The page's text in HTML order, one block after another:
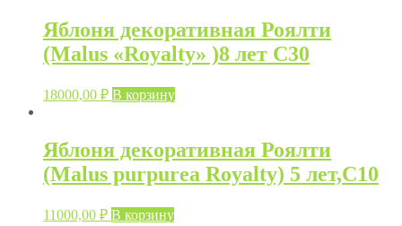
Яблоня декоративная Роялти
(Malus «Royalty» )8 лет С30
18000,00 ₽ В корзину
Яблоня декоративная Роялти
(Malus purpurea Royalty) 5 лет,C10
11000,00 ₽ В корзину